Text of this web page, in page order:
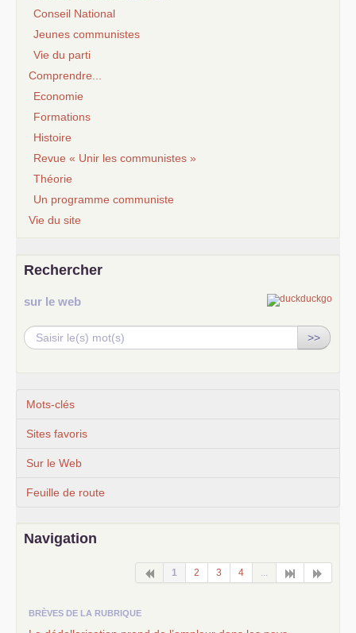
Conseil National
Jeunes communistes
Vie du parti
Comprendre...
Economie
Formations
Histoire
Revue « Unir les communistes »
Théorie
Un programme communiste
Vie du site
Rechercher
sur le web
>>
Mots-clés
Sites favoris
Sur le Web
Feuille de route
Navigation
1 2 3 4 ...
BRÈVES DE LA RUBRIQUE